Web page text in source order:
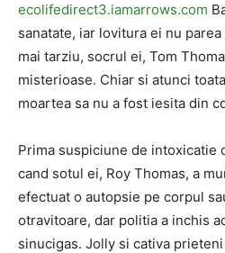
ecolifedirect3.iamarrows.com
sanatate, iar lovitura ei nu
mai tarziu, socrul ei, Tom
misterioase. Chiar si atunci
moartea sa nu a fost iesita din
Prima suspiciune de intoxicatie
cand sotul ei, Roy Thomas, a
efectuat o autopsie pe corpul
otravitoare, dar politia a inchis
sinucigas. Jolly si cativa